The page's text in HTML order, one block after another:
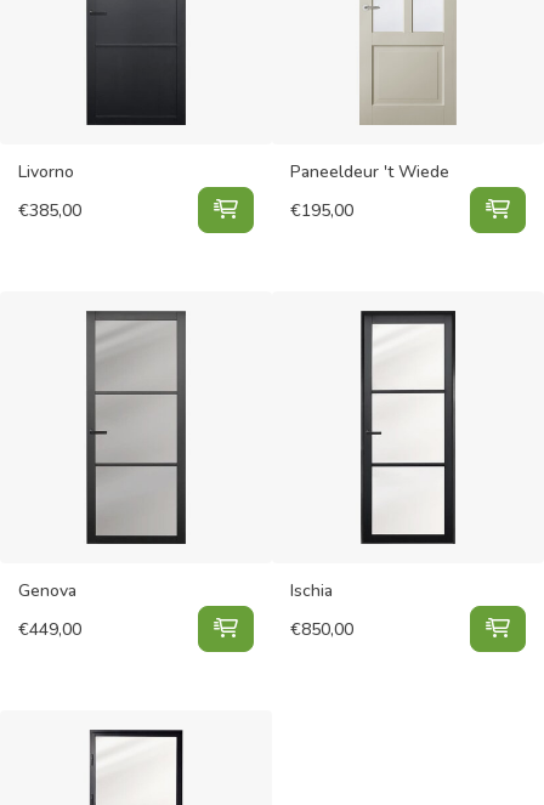
Livorno
€385,00 Livorno toevoegen aan
Paneeldeur 't Wiede
€195,00
Genova
€449,00 Genova toevoegen aan
Ischia
€850,00